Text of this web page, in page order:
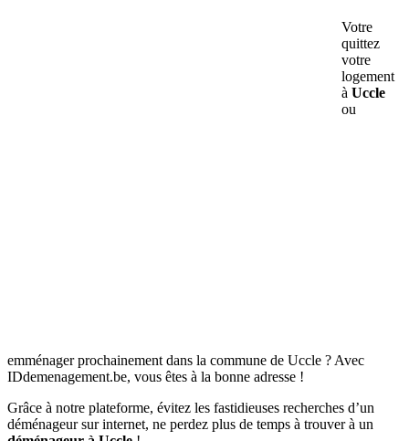
Votre
quittez
votre
logement
à Uccle
ou
emménager prochainement dans la commune de Uccle ? Avec
IDdemenagement.be, vous êtes à la bonne adresse !
Grâce à notre plateforme, évitez les fastidieuses recherches d’un
déménageur sur internet, ne perdez plus de temps à trouver à un